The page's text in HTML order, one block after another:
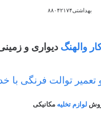
بهداشتی۸۸۰۴۲۱۷۴
والهنگ دیواری و
تعمیر توالت فرنگی
لوازم تخلیه مکانیکی